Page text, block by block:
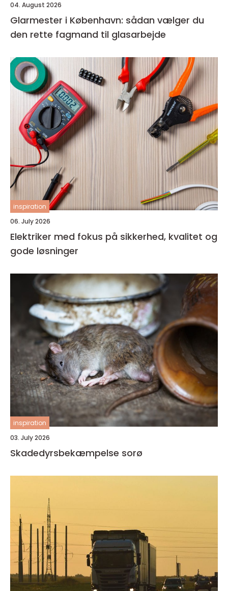
04. August 2026
Glarmester i København: sådan vælger du
den rette fagmand til glasarbejde
inspiration
06. July 2026
Elektriker med fokus på sikkerhed, kvalitet og
gode løsninger
inspiration
03. July 2026
Skadedyrsbekæmpelse sorø